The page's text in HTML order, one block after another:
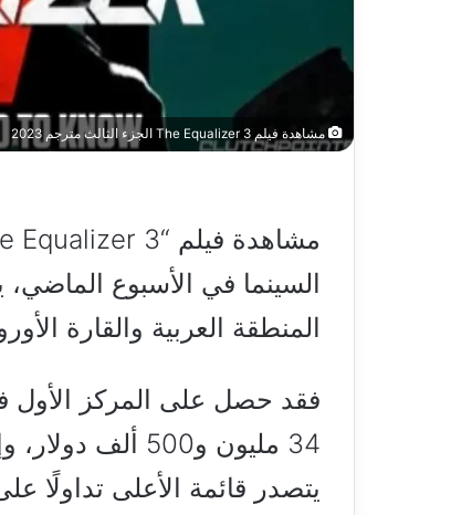
مشاهدة فيلم The Equalizer 3 الجزء الثالث مترجم 2023
السينما في الأسبوع
المنطقة العربية والقارة
فقد حصل على المركز الأول
يتصدر قائمة الأعلى تداولًا